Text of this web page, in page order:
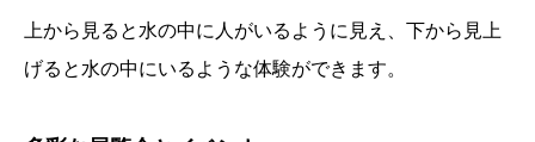
上から見ると水の中に人がいるように見え、下から見上
げると水の中にいるような体験ができます。